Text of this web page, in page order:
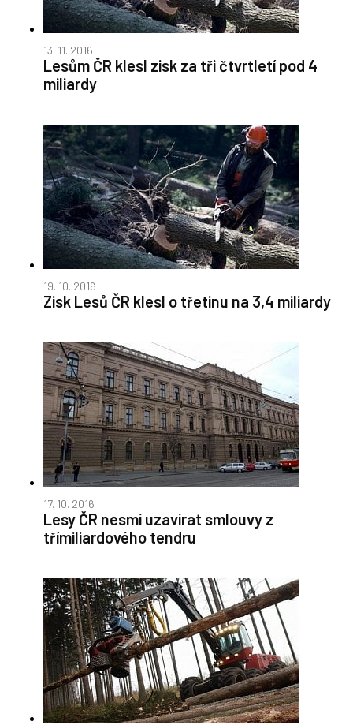
13. 11. 2016
Lesům ČR klesl zisk za tři čtvrtletí pod 4
miliardy
19. 10. 2016
Zisk Lesů ČR klesl o třetinu na 3,4 miliardy
17. 10. 2016
Lesy ČR nesmí uzavírat smlouvy z
třímiliardového tendru